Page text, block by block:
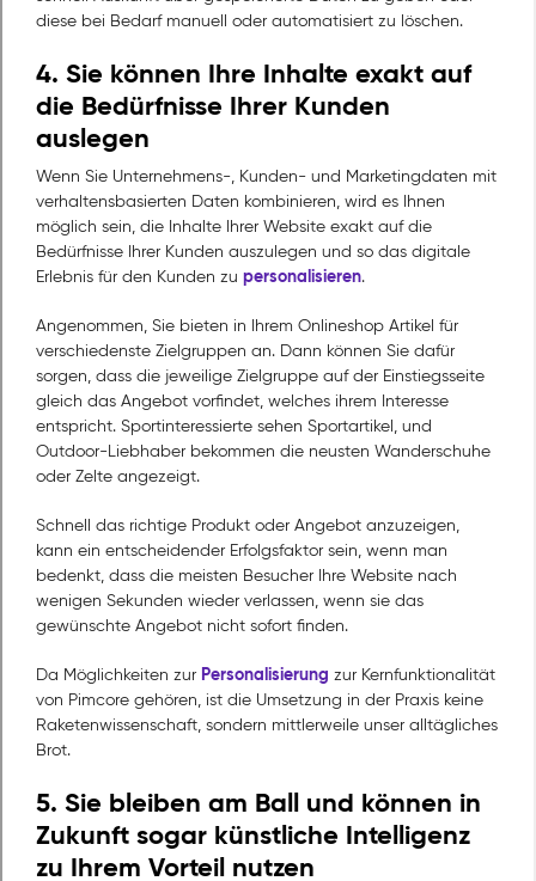
diese bei Bedarf manuell oder automatisiert zu löschen.
4. Sie können Ihre Inhalte exakt auf
die Bedürfnisse Ihrer Kunden
auslegen
Wenn Sie Unternehmens-, Kunden- und Marketingdaten mit
verhaltensbasierten Daten kombinieren, wird es Ihnen
möglich sein, die Inhalte Ihrer Website exakt auf die
Bedürfnisse Ihrer Kunden auszulegen und so das digitale
Erlebnis für den Kunden zu personalisieren.
Angenommen, Sie bieten in Ihrem Onlineshop Artikel für
verschiedenste Zielgruppen an. Dann können Sie dafür
sorgen, dass die jeweilige Zielgruppe auf der Einstiegsseite
gleich das Angebot vorfindet, welches ihrem Interesse
entspricht. Sportinteressierte sehen Sportartikel, und
Outdoor-Liebhaber bekommen die neusten Wanderschuhe
oder Zelte angezeigt.
Schnell das richtige Produkt oder Angebot anzuzeigen,
kann ein entscheidender Erfolgsfaktor sein, wenn man
bedenkt, dass die meisten Besucher Ihre Website nach
wenigen Sekunden wieder verlassen, wenn sie das
gewünschte Angebot nicht sofort finden.
Da Möglichkeiten zur Personalisierung zur Kernfunktionalität
von Pimcore gehören, ist die Umsetzung in der Praxis keine
Raketenwissenschaft, sondern mittlerweile unser alltägliches
Brot.
5. Sie bleiben am Ball und können in
Zukunft sogar künstliche Intelligenz
zu Ihrem Vorteil nutzen